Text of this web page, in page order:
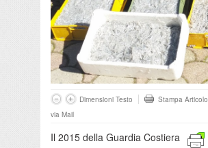
Dimensioni Testo Stampa Articolo
via Mail
Il 2015 della Guardia Costiera